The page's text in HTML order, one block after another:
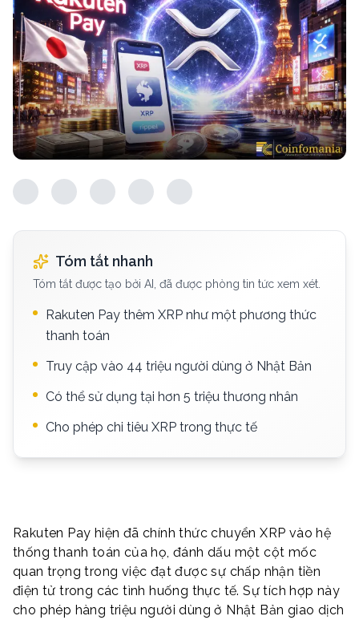
Tóm tắt nhanh
Tóm tắt được tạo bởi AI, đã được phòng tin tức xem xét.
Rakuten Pay thêm XRP như một phương thức
thanh toán
Truy cập vào 44 triệu người dùng ở Nhật Bản
Có thể sử dụng tại hơn 5 triệu thương nhân
Cho phép chi tiêu XRP trong thực tế
Rakuten Pay hiện đã chính thức chuyển XRP vào hệ
thống thanh toán của họ, đánh dấu một cột mốc
quan trọng trong việc đạt được sự chấp nhận tiền
điện tử trong các tình huống thực tế. Sự tích hợp này
cho phép hàng triệu người dùng ở Nhật Bản giao dịch